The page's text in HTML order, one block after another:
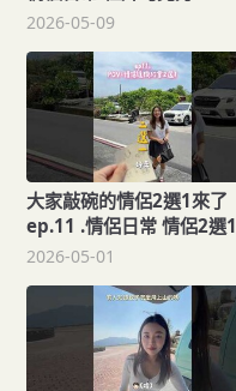
2026-05-09
大家敲碗的情侶2選1來了
ep.11 .情侶日常 情侶2選1
約會
2026-05-01